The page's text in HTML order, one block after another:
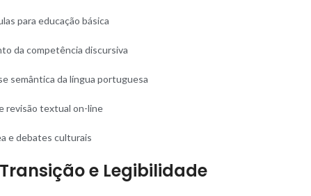
para educação básica
da competência discursiva
semântica da língua portuguesa
revisão textual on-line
e debates culturais
e Legibilidade